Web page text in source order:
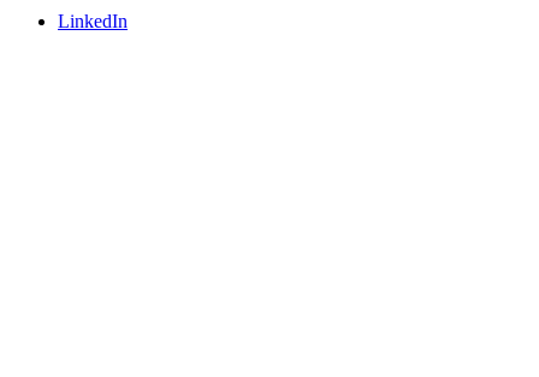
LinkedIn